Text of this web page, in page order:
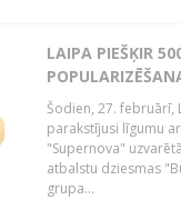
LAIPA PIEŠĶIR
Šodien, 27. februārī,
parakstījusi līgumu
"Supernova"
atbalstu dziesmas
grupa...